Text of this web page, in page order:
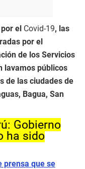
el Covid-19, las
por el
de los Servicios
lavamos públicos
de las ciudades de
Bagua, San
Gobierno
ha sido
prensa que se